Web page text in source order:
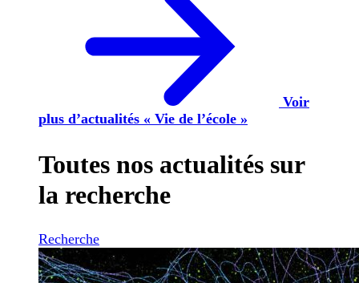
Voir
plus d’actualités « Vie de l’école »
Toutes nos actualités sur
la recherche
Recherche